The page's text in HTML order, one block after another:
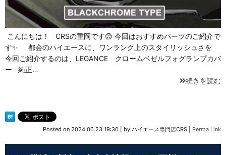
こんにちは！ CRSの重岡です😊 今回はおすすめパーツのご紹介で
す✨ 都会のハイエースに、ワンランク上のスタイリッシュさを
今回ご紹介するのは、LEGANCE クロームベゼルフォグランプカバ
ー 純正…
続きを読む
Posted on 2024.06.23 19:30 by ハイエース専門店CRS Perma Link